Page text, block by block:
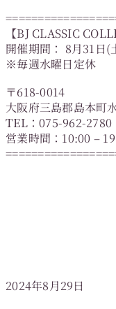
【BJ CLASSIC
開催期間： 8月31日
※毎週水曜日定休
〒618-0014
大阪府三島郡島本町
TEL：075-962-2780
営業時間：10:00 –
2024年8月29日